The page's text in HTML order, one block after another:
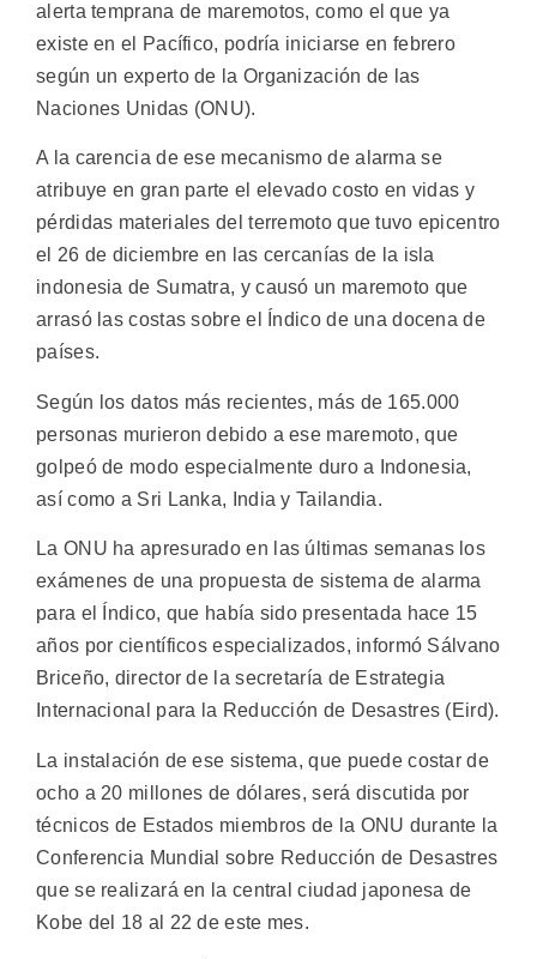
alerta temprana de maremotos, como el que ya
existe en el Pacífico, podría iniciarse en febrero
según un experto de la Organización de las
Naciones Unidas (ONU).
A la carencia de ese mecanismo de alarma se
atribuye en gran parte el elevado costo en vidas y
pérdidas materiales del terremoto que tuvo epicentro
el 26 de diciembre en las cercanías de la isla
indonesia de Sumatra, y causó un maremoto que
arrasó las costas sobre el Índico de una docena de
países.
Según los datos más recientes, más de 165.000
personas murieron debido a ese maremoto, que
golpeó de modo especialmente duro a Indonesia,
así como a Sri Lanka, India y Tailandia.
La ONU ha apresurado en las últimas semanas los
exámenes de una propuesta de sistema de alarma
para el Índico, que había sido presentada hace 15
años por científicos especializados, informó Sálvano
Briceño, director de la secretaría de Estrategia
Internacional para la Reducción de Desastres (Eird).
La instalación de ese sistema, que puede costar de
ocho a 20 millones de dólares, será discutida por
técnicos de Estados miembros de la ONU durante la
Conferencia Mundial sobre Reducción de Desastres
que se realizará en la central ciudad japonesa de
Kobe del 18 al 22 de este mes.